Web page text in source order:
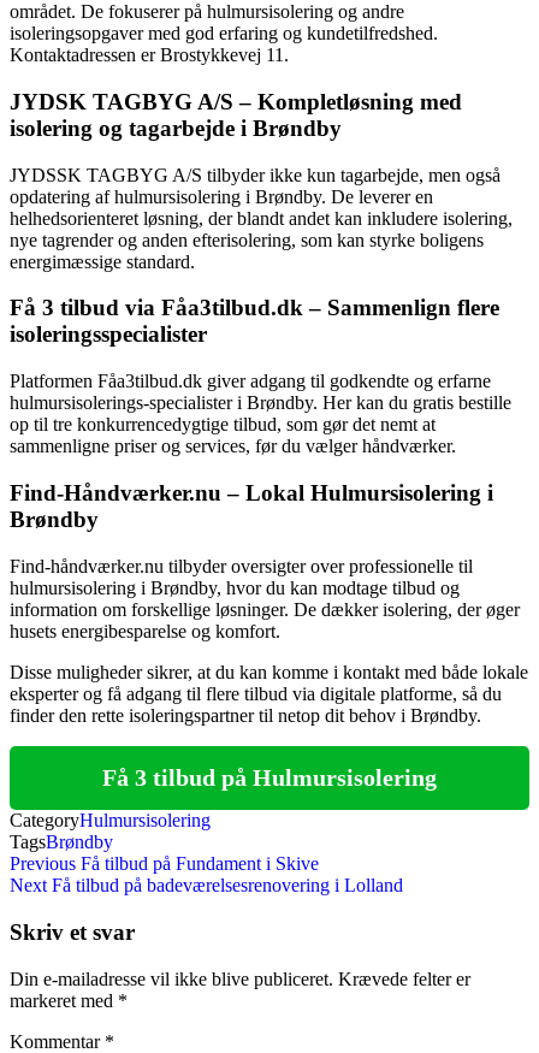
området. De fokuserer på hulmursisolering og andre
isoleringsopgaver med god erfaring og kundetilfredshed.
Kontaktadressen er Brostykkevej 11.
JYDSK TAGBYG A/S – Kompletløsning med
isolering og tagarbejde i Brøndby
JYDSSK TAGBYG A/S tilbyder ikke kun tagarbejde, men også
opdatering af hulmursisolering i Brøndby. De leverer en
helhedsorienteret løsning, der blandt andet kan inkludere isolering,
nye tagrender og anden efterisolering, som kan styrke boligens
energimæssige standard.
Få 3 tilbud via Fåa3tilbud.dk – Sammenlign flere
isoleringsspecialister
Platformen Fåa3tilbud.dk giver adgang til godkendte og erfarne
hulmursisolerings-specialister i Brøndby. Her kan du gratis bestille
op til tre konkurrencedygtige tilbud, som gør det nemt at
sammenligne priser og services, før du vælger håndværker.
Find-Håndværker.nu – Lokal Hulmursisolering i
Brøndby
Find-håndværker.nu tilbyder oversigter over professionelle til
hulmursisolering i Brøndby, hvor du kan modtage tilbud og
information om forskellige løsninger. De dækker isolering, der øger
husets energibesparelse og komfort.
Disse muligheder sikrer, at du kan komme i kontakt med både lokale
eksperter og få adgang til flere tilbud via digitale platforme, så du
finder den rette isoleringspartner til netop dit behov i Brøndby.
Få 3 tilbud på Hulmursisolering
CategoryHulmursisolering
TagsBrøndby
Indlægsnavigation
Previous
Post
Previous Få tilbud på Fundament i Skive
Next
Next Få tilbud på badeværelsesrenovering i Lolland
Skriv et svar
Din e-mailadresse vil ikke blive publiceret. Krævede felter er
markeret med *
Kommentar *